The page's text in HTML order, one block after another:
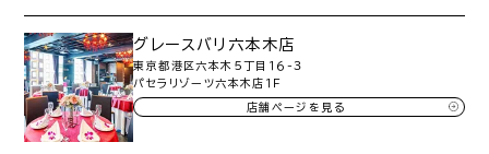
グレースバリ六本木店
東京都港区六本木５丁目１６-３
パセラリゾーツ六本木店１Ｆ
店舗ページを見る